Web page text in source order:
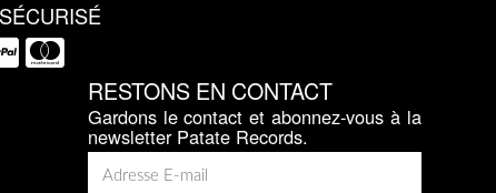
RESTONS EN CONTACT
Gardons le contact et abonnez-vous à la
newsletter Patate Records.